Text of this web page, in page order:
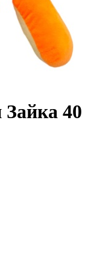
40